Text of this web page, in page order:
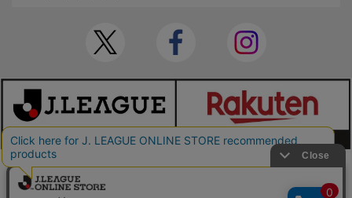
本サイトで使用している文章・画像等の無断での複製・転載を禁止します。
© JAPAN PROFESSIONAL FOOTBALL LEAGUE Rakuten Group, Inc. ALL RIGHTS RE